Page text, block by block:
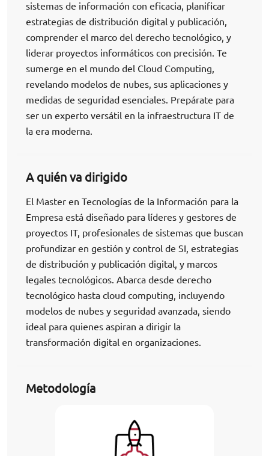
sistemas de información con eficacia, planificar
estrategias de distribución digital y publicación,
comprender el marco del derecho tecnológico, y
liderar proyectos informáticos con precisión. Te
sumerge en el mundo del Cloud Computing,
revelando modelos de nubes, sus aplicaciones y
medidas de seguridad esenciales. Prepárate para
ser un experto versátil en la infraestructura IT de
la era moderna.
A quién va dirigido
El Master en Tecnologías de la Información para la
Empresa está diseñado para líderes y gestores de
proyectos IT, profesionales de sistemas que buscan
profundizar en gestión y control de SI, estrategias
de distribución y publicación digital, y marcos
legales tecnológicos. Abarca desde derecho
tecnológico hasta cloud computing, incluyendo
modelos de nubes y seguridad avanzada, siendo
ideal para quienes aspiran a dirigir la
transformación digital en organizaciones.
Metodología